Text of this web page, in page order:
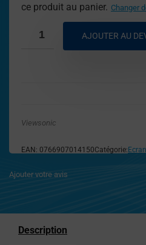
ce produit au panier. Changer
AJOUTER AU
Viewsonic
EAN: 0766907014150Catégorie:
Ajouter votre avis
Description